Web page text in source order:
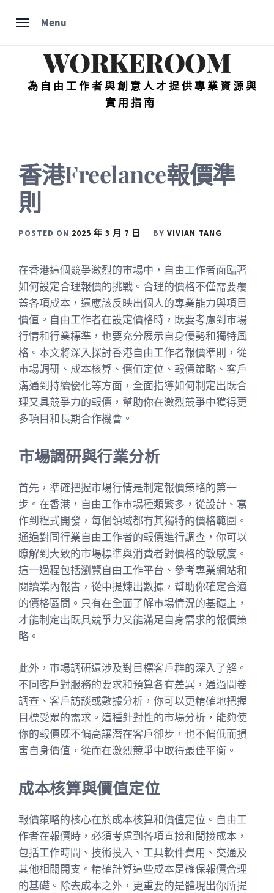
Menu
WORKEROOM
為自由工作者與創意人才提供專業資源與
實用指南
香港Freelance報價準
則
POSTED ON 2025 年 3 月 7 日 BY VIVIAN TANG
在香港這個競爭激烈的市場中，自由工作者面臨著
如何設定合理報價的挑戰。合理的價格不僅需要覆
蓋各項成本，還應該反映出個人的專業能力與項目
價值。自由工作者在設定價格時，既要考慮到市場
行情和行業標準，也要充分展示自身優勢和獨特風
格。本文將深入探討香港自由工作者報價準則，從
市場調研、成本核算、價值定位、報價策略、客戶
溝通到持續優化等方面，全面指導如何制定出既合
理又具競爭力的報價，幫助你在激烈競爭中獲得更
多項目和長期合作機會。
市場調研與行業分析
首先，準確把握市場行情是制定報價策略的第一
步。在香港，自由工作市場種類繁多，從設計、寫
作到程式開發，每個領域都有其獨特的價格範圍。
通過對同行業自由工作者的報價進行調查，你可以
瞭解到大致的市場標準與消費者對價格的敏感度。
這一過程包括瀏覽自由工作平台、參考專業網站和
閱讀業內報告，從中提煉出數據，幫助你確定合適
的價格區間。只有在全面了解市場情況的基礎上，
才能制定出既具競爭力又能滿足自身需求的報價策
略。
此外，市場調研還涉及對目標客戶群的深入了解。
不同客戶對服務的要求和預算各有差異，通過問卷
調查、客戶訪談或數據分析，你可以更精確地把握
目標受眾的需求。這種針對性的市場分析，能夠使
你的報價既不偏高讓潛在客戶卻步，也不偏低而損
害自身價值，從而在激烈競爭中取得最佳平衡。
成本核算與價值定位
報價策略的核心在於成本核算和價值定位。自由工
作者在報價時，必須考慮到各項直接和間接成本，
包括工作時間、技術投入、工具軟件費用、交通及
其他相關開支。精確計算這些成本是確保報價合理
的基礎。除去成本之外，更重要的是體現出你所提